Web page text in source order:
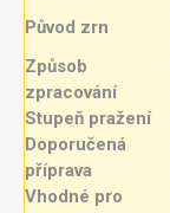
Původ zrn
Způsob
zpracování
Stupeň pražení
Doporučená
příprava
Vhodné pro